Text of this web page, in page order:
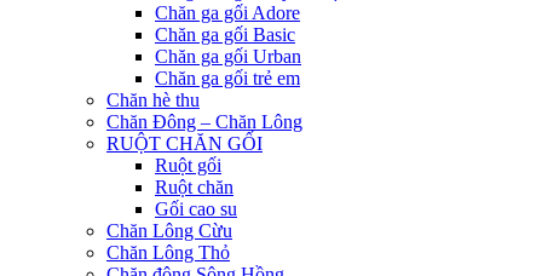
Chăn ga gối Adore
Chăn ga gối Basic
Chăn ga gối Urban
Chăn ga gối trẻ em
Chăn hè thu
Chăn Đông – Chăn Lông
RUỘT CHĂN GỐI
Ruột gối
Ruột chăn
Gối cao su
Chăn Lông Cừu
Chăn Lông Thỏ